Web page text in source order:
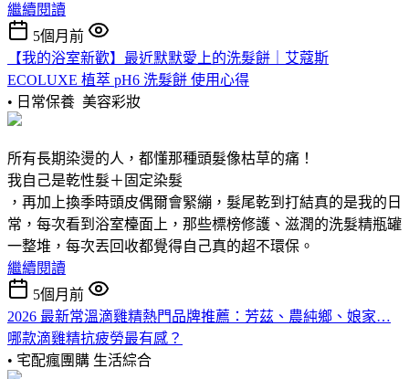
繼續閱讀
5個月前
【我的浴室新歡】最近默默愛上的洗髮餅｜艾蔻斯
ECOLUXE 植萃 pH6 洗髮餅 使用心得
• 日常保養 美容彩妝
所有長期染燙的人，都懂那種頭髮像枯草的痛！
我自己是乾性髮＋固定染髮
，再加上換季時頭皮偶爾會緊繃，髮尾乾到打結真的是我的日
常，每次看到浴室檯面上，那些標榜修護、滋潤的洗髮精瓶罐
一整堆，每次丟回收都覺得自己真的超不環保。
繼續閱讀
5個月前
2026 最新常溫滴雞精熱門品牌推薦：芳茲、農純鄉、娘家…
哪款滴雞精抗疲勞最有感？
• 宅配瘋團購 生活綜合